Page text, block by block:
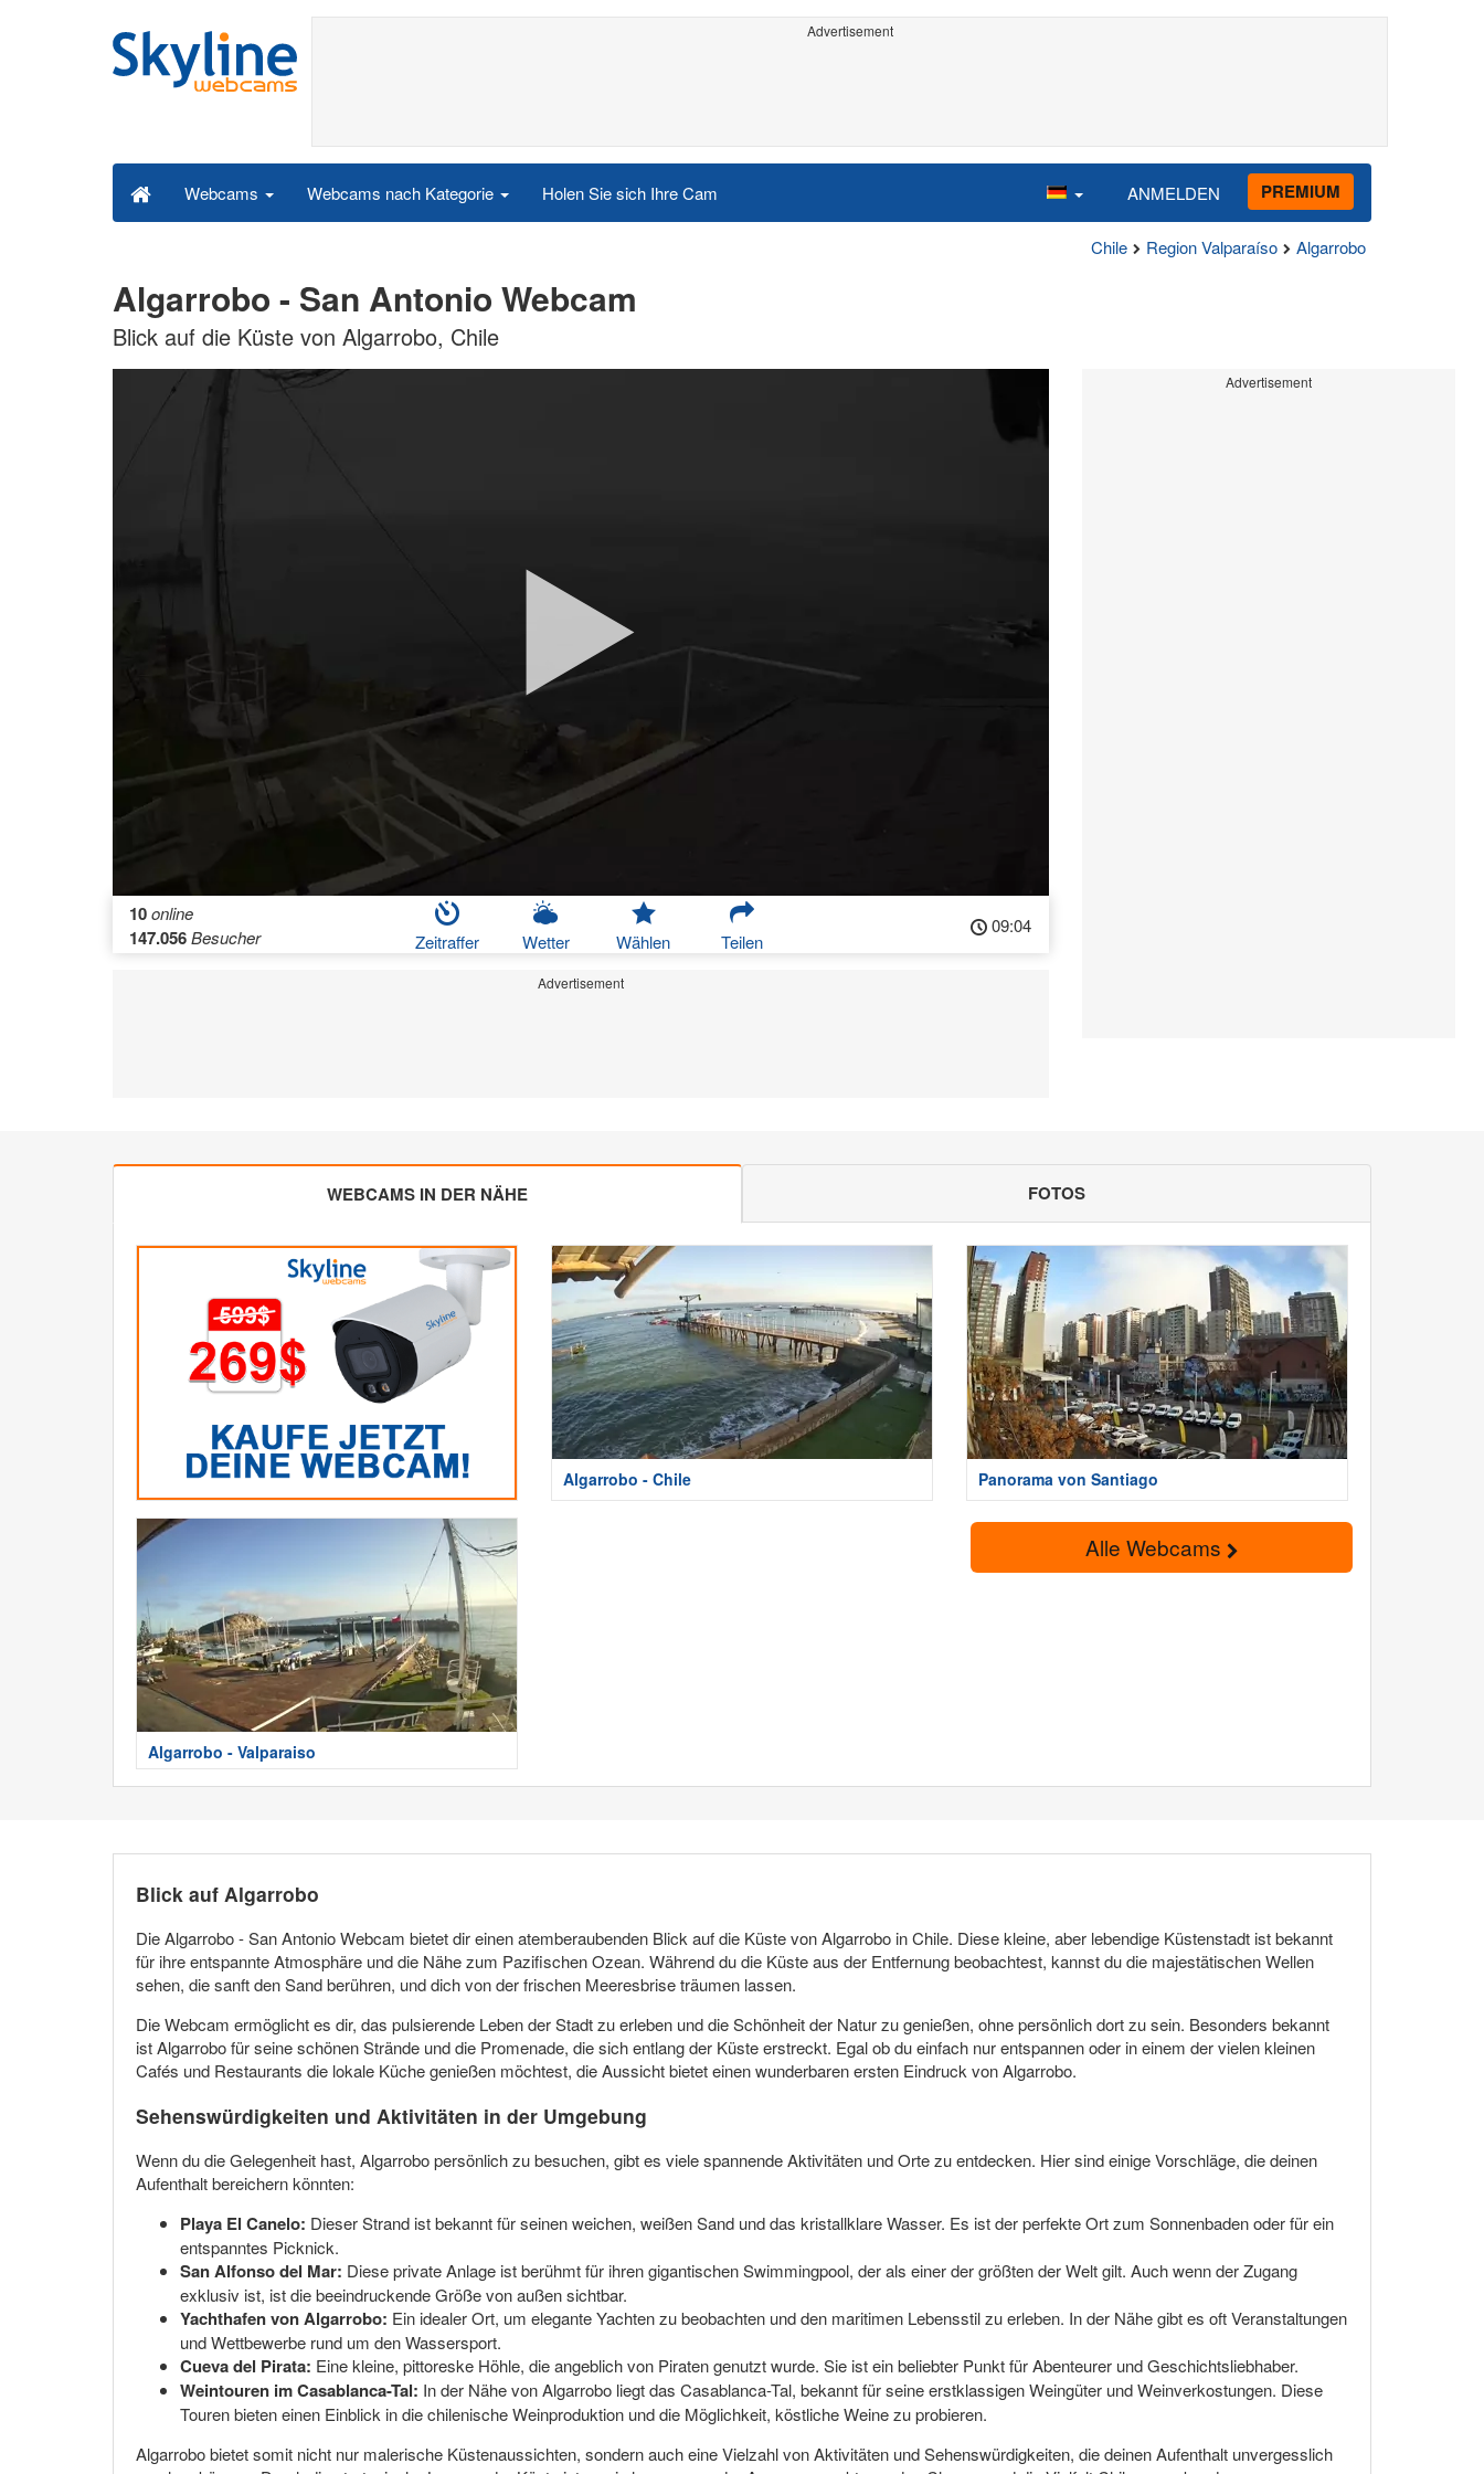
Advertisement
Webcams Webcams nach Kategorie Holen Sie sich Ihre Cam ANMELDEN PREMIUM
Chile Region Valparaíso Algarrobo
Algarrobo - San Antonio Webcam
Blick auf die Küste von Algarrobo, Chile
10online
147.056Besucher Zeitraffer Wetter Wählen Teilen
09:04
Advertisement
Advertisement
WEBCAMS IN DER NÄHE FOTOS
Algarrobo - Chile Panorama von Santiago
Algarrobo - Valparaiso
Alle Webcams
Blick auf Algarrobo
Die Algarrobo - San Antonio Webcam bietet dir einen atemberaubenden Blick auf die Küste von Algarrobo in Chile. Diese kleine, aber lebendige Küstenstadt ist bekannt
für ihre entspannte Atmosphäre und die Nähe zum Pazifischen Ozean. Während du die Küste aus der Entfernung beobachtest, kannst du die majestätischen Wellen
sehen, die sanft den Sand berühren, und dich von der frischen Meeresbrise träumen lassen.
Die Webcam ermöglicht es dir, das pulsierende Leben der Stadt zu erleben und die Schönheit der Natur zu genießen, ohne persönlich dort zu sein. Besonders bekannt
ist Algarrobo für seine schönen Strände und die Promenade, die sich entlang der Küste erstreckt. Egal ob du einfach nur entspannen oder in einem der vielen kleinen
Cafés und Restaurants die lokale Küche genießen möchtest, die Aussicht bietet einen wunderbaren ersten Eindruck von Algarrobo.
Sehenswürdigkeiten und Aktivitäten in der Umgebung
Wenn du die Gelegenheit hast, Algarrobo persönlich zu besuchen, gibt es viele spannende Aktivitäten und Orte zu entdecken. Hier sind einige Vorschläge, die deinen
Aufenthalt bereichern könnten:
Playa El Canelo: Dieser Strand ist bekannt für seinen weichen, weißen Sand und das kristallklare Wasser. Es ist der perfekte Ort zum Sonnenbaden oder für ein
entspanntes Picknick.
San Alfonso del Mar: Diese private Anlage ist berühmt für ihren gigantischen Swimmingpool, der als einer der größten der Welt gilt. Auch wenn der Zugang
exklusiv ist, ist die beeindruckende Größe von außen sichtbar.
Yachthafen von Algarrobo: Ein idealer Ort, um elegante Yachten zu beobachten und den maritimen Lebensstil zu erleben. In der Nähe gibt es oft Veranstaltungen
und Wettbewerbe rund um den Wassersport.
Cueva del Pirata: Eine kleine, pittoreske Höhle, die angeblich von Piraten genutzt wurde. Sie ist ein beliebter Punkt für Abenteurer und Geschichtsliebhaber.
Weintouren im Casablanca-Tal: In der Nähe von Algarrobo liegt das Casablanca-Tal, bekannt für seine erstklassigen Weingüter und Weinverkostungen. Diese
Touren bieten einen Einblick in die chilenische Weinproduktion und die Möglichkeit, köstliche Weine zu probieren.
Algarrobo bietet somit nicht nur malerische Küstenaussichten, sondern auch eine Vielzahl von Aktivitäten und Sehenswürdigkeiten, die deinen Aufenthalt unvergesslich